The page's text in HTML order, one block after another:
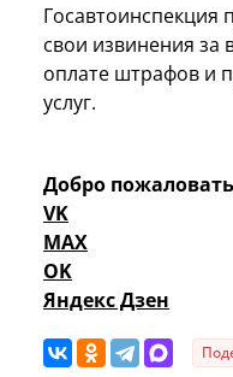
свои извинения за
оплате штрафов и
услуг.
Добро
VK
MAX
OK
Яндекс Дзен